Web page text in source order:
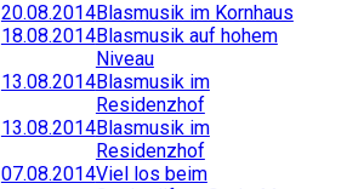
20.08.2014Blasmusik im Kornhaus
18.08.2014Blasmusik auf hohem
Niveau
13.08.2014Blasmusik im
Residenzhof
13.08.2014Blasmusik im
Residenzhof
07.08.2014Viel los beim